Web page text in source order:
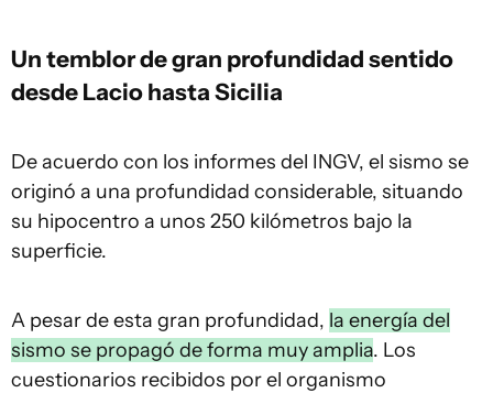
Un temblor de gran profundidad sentido
desde Lacio hasta Sicilia
De acuerdo con los informes del INGV, el sismo se
originó a una profundidad considerable, situando
su hipocentro a unos 250 kilómetros bajo la
superficie.
A pesar de esta gran profundidad, la energía del
sismo se propagó de forma muy amplia. Los
cuestionarios recibidos por el organismo